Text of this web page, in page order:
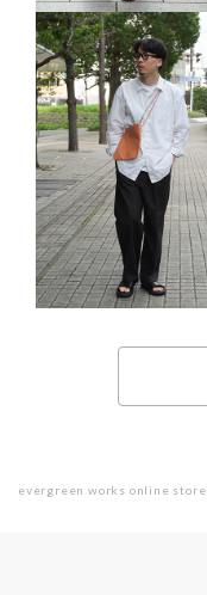
evergreen works online store